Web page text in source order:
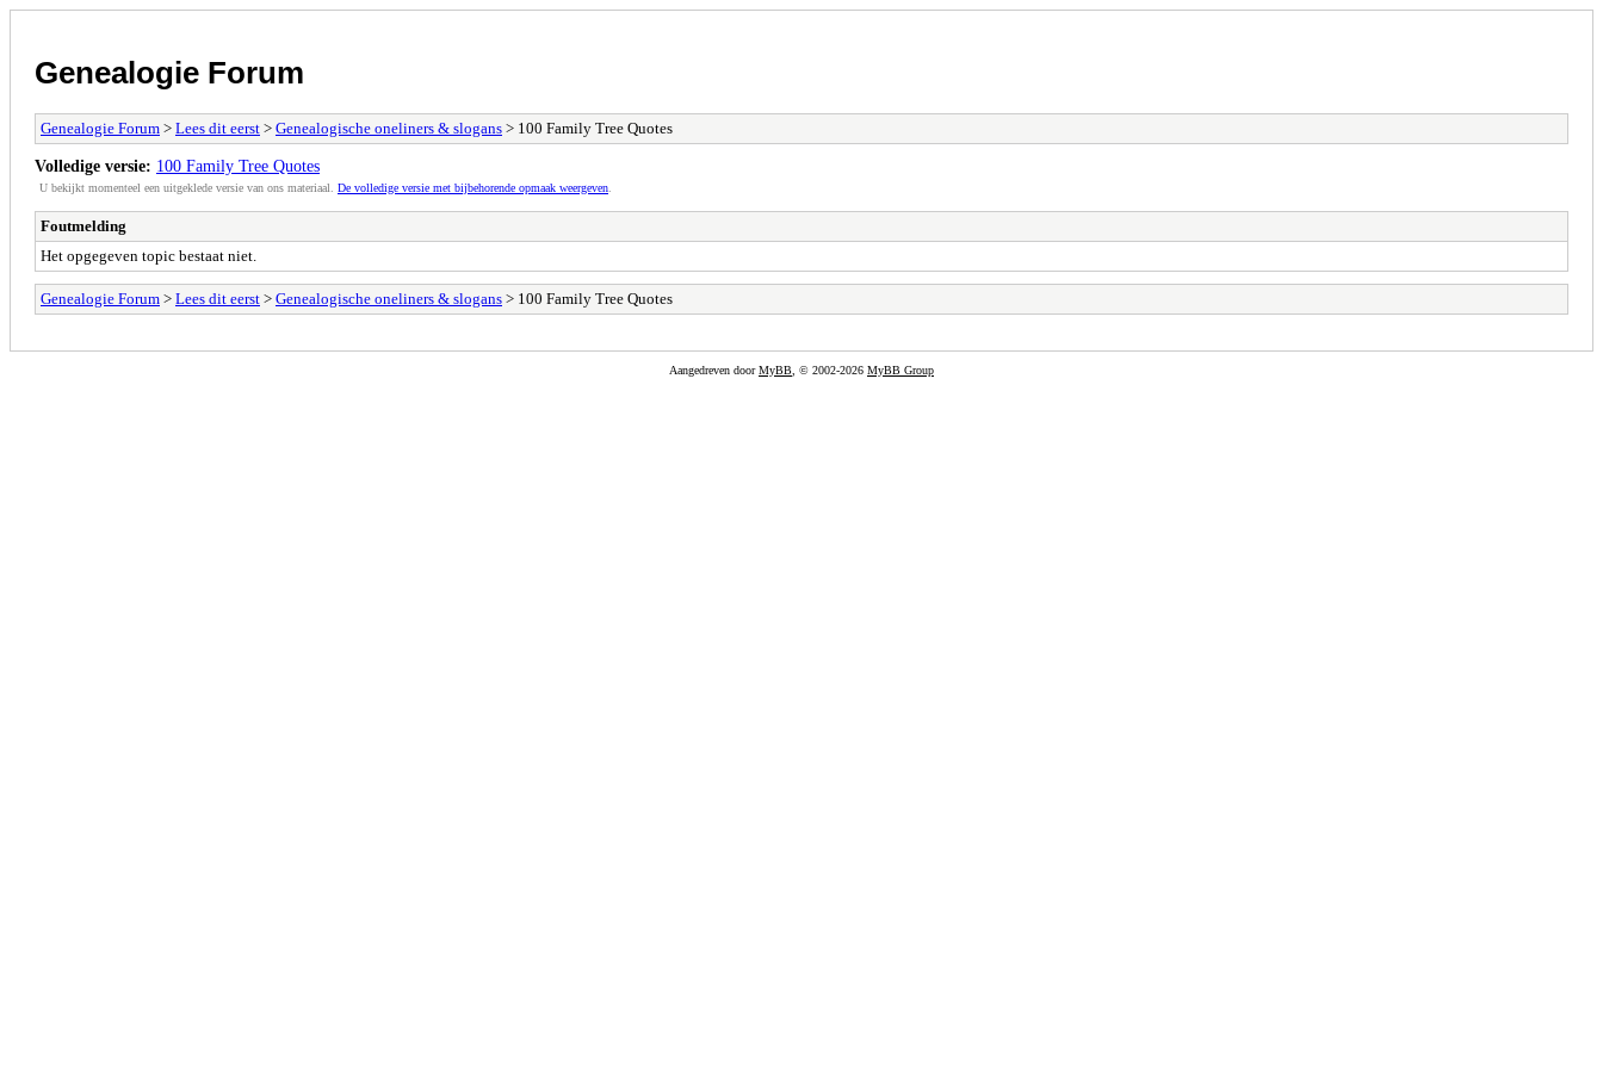
Genealogie Forum
Genealogie Forum > Lees dit eerst > Genealogische oneliners & slogans > 100 Family Tree Quotes
Volledige versie: 100 Family Tree Quotes
U bekijkt momenteel een uitgeklede versie van ons materiaal. De volledige versie met bijbehorende opmaak weergeven
Foutmelding
Het opgegeven topic bestaat niet.
Genealogie Forum > Lees dit eerst > Genealogische oneliners & slogans > 100 Family Tree Quotes
Aangedreven doorMyBB , © 2002-2026 MyBB Group